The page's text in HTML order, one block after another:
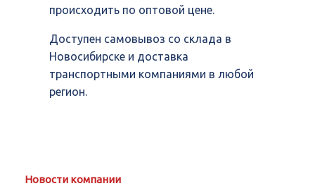
происходить по оптовой цене.
Доступен самовывоз со склада в
Новосибирске и доставка
транспортными компаниями в любой
регион.
Новости компании